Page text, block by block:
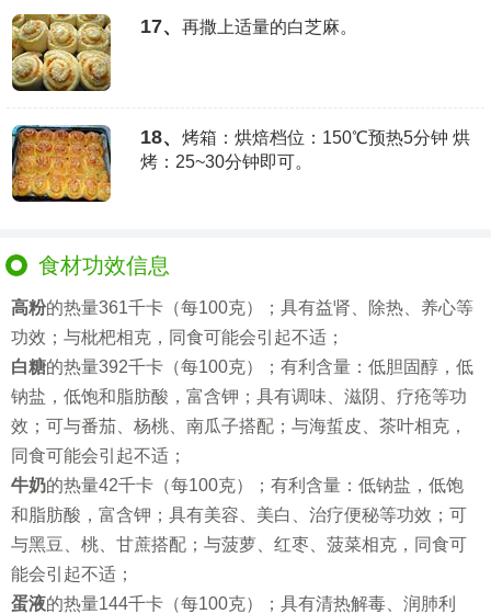
17、 再撒上适量的白芝麻。
18、
烤箱：烘焙档位：150℃预热5分钟 烘
烤：25~30分钟即可。
食材功效信息
高粉的热量361千卡（每100克）；具有益肾、除热、养心等
功效；与枇杷相克，同食可能会引起不适；
白糖的热量392千卡（每100克）；有利含量：低胆固醇，低
钠盐，低饱和脂肪酸，富含钾；具有调味、滋阴、疗疮等功
效；可与番茄、杨桃、南瓜子搭配；与海蜇皮、茶叶相克，
同食可能会引起不适；
牛奶的热量42千卡（每100克）；有利含量：低钠盐，低饱
和脂肪酸，富含钾；具有美容、美白、治疗便秘等功效；可
与黑豆、桃、甘蔗搭配；与菠萝、红枣、菠菜相克，同食可
能会引起不适；
蛋液的热量144千卡（每100克）；具有清热解毒、润肺利